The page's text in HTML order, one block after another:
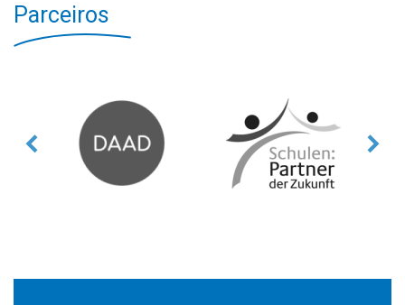
Parceiros